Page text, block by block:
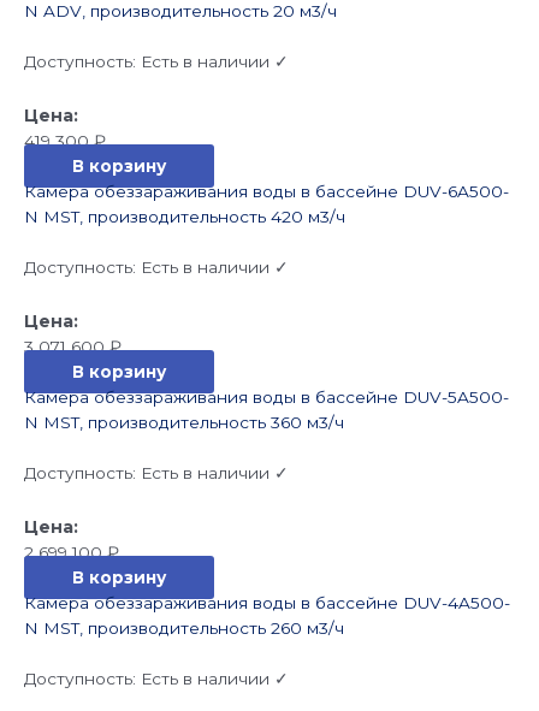
N ADV, производительность 20 м3/ч
Доступность: Есть в наличии ✓
419 300₽
В корзину
Камера обеззараживания воды в бассейне DUV-6A500-
N MST, производительность 420 м3/ч
Доступность: Есть в наличии ✓
3 071 600₽
В корзину
Камера обеззараживания воды в бассейне DUV-5A500-
N MST, производительность 360 м3/ч
Доступность: Есть в наличии ✓
2 699 100₽
В корзину
Камера обеззараживания воды в бассейне DUV-4A500-
N MST, производительность 260 м3/ч
Доступность: Есть в наличии ✓